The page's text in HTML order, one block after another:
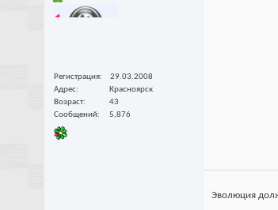
Регистрация
29.03.2008
Адрес
Красноярск
Возраст
43
Сообщений
5,876
Эволюция